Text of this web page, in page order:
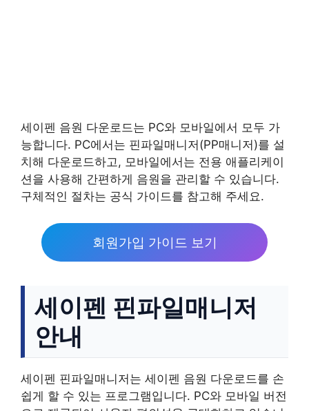
세이펜 음원 다운로드는 PC와 모바일에서 모두 가
능합니다. PC에서는 핀파일매니저(PP매니저)를 설
치해 다운로드하고, 모바일에서는 전용 애플리케이
션을 사용해 간편하게 음원을 관리할 수 있습니다.
구체적인 절차는 공식 가이드를 참고해 주세요.
회원가입 가이드 보기
세이펜 핀파일매니저
안내
세이펜 핀파일매니저는 세이펜 음원 다운로드를 손
쉽게 할 수 있는 프로그램입니다. PC와 모바일 버전